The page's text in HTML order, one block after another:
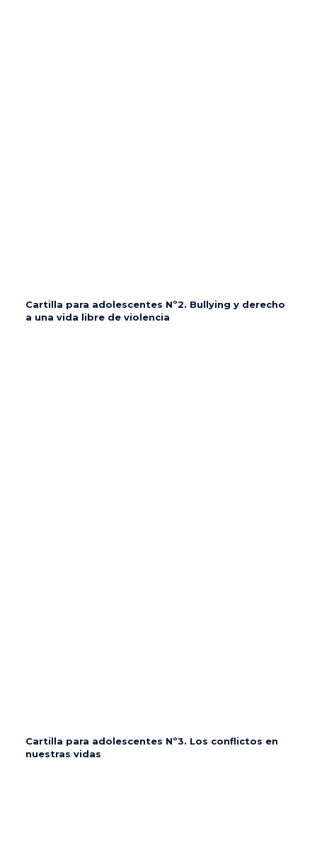
Cartilla para adolescentes Nº2. Bullying y derecho
a una vida libre de violencia
Cartilla para adolescentes Nº3. Los conflictos en
nuestras vidas